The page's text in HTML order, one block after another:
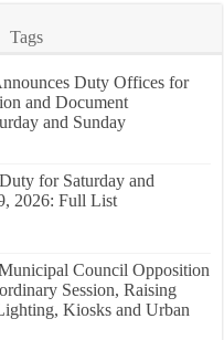
Tags
Duty Offices for
and Document
and Sunday
for Saturday and
2026: Full List
Council Opposition
Session, Raising
Kiosks and Urban